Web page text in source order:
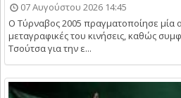
07 Αυγούστου 2026 14:45
Ο Τύρναβος 2005 πραγματοποίησε μία
μεταγραφικές του κινήσεις, καθώς
Τσούτσα για την ε...